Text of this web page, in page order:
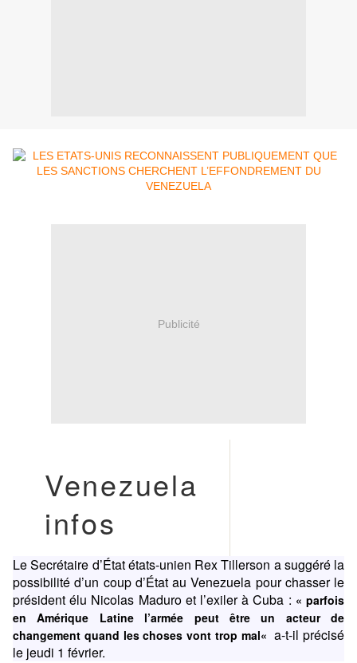
Publicité
Venezuela
infos
Le Secrétaire d’État états-unien Rex Tillerson a suggéré la
possibilité d’un coup d’État au Venezuela pour chasser le
président élu Nicolas Maduro et l’exiler à Cuba : «parfois
en Amérique Latine l’armée peut être un acteur de
changement quand les choses vont trop mal« a-t-il précisé
le jeudi 1 février.